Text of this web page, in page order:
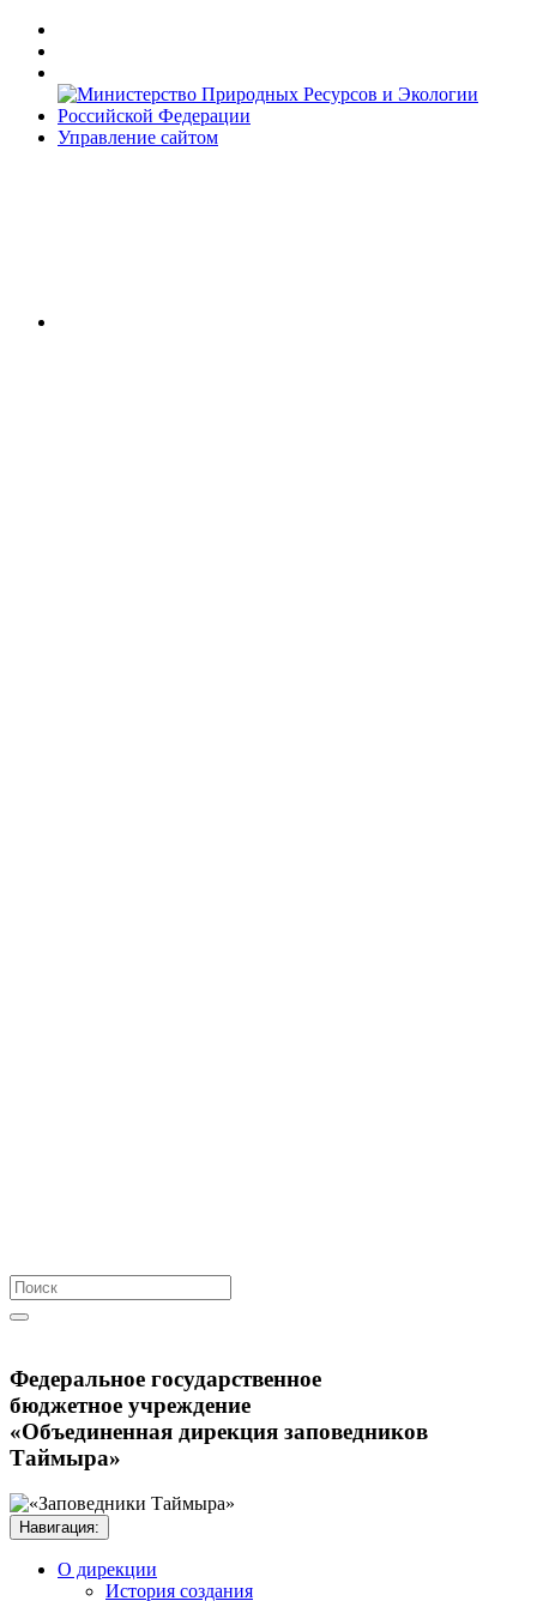
Управление сайтом
Федеральное государственное
бюджетное учреждение
«Объединенная дирекция заповедников
Таймыра»
Навигация: